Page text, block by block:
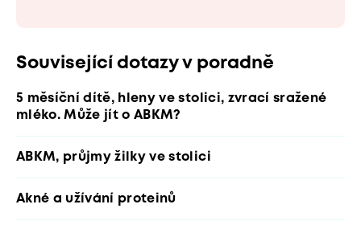
Související dotazy v poradně
5 měsíční dítě, hleny ve stolici, zvrací sražené
mléko. Může jít o ABKM?
ABKM, průjmy žilky ve stolici
Akné a užívání proteinů